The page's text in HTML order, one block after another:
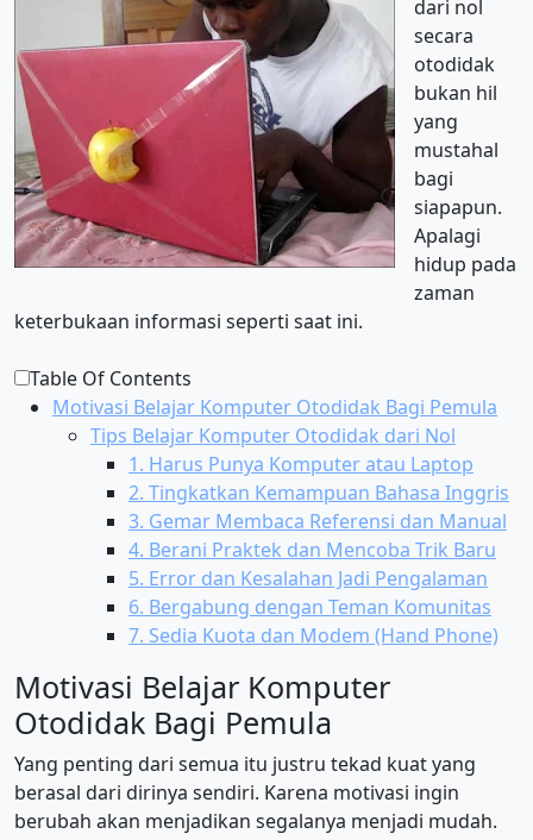
dari nol
secara
otodidak
bukan hil
yang
mustahal
bagi
siapapun.
Apalagi
hidup pada
zaman
keterbukaan informasi seperti saat ini.
Table Of Contents
Motivasi Belajar Komputer Otodidak Bagi Pemula
Tips Belajar Komputer Otodidak dari Nol
1. Harus Punya Komputer atau Laptop
2. Tingkatkan Kemampuan Bahasa Inggris
3. Gemar Membaca Referensi dan Manual
4. Berani Praktek dan Mencoba Trik Baru
5. Error dan Kesalahan Jadi Pengalaman
6. Bergabung dengan Teman Komunitas
7. Sedia Kuota dan Modem (Hand Phone)
Motivasi Belajar Komputer
Otodidak Bagi Pemula
Yang penting dari semua itu justru tekad kuat yang
berasal dari dirinya sendiri. Karena motivasi ingin
berubah akan menjadikan segalanya menjadi mudah.